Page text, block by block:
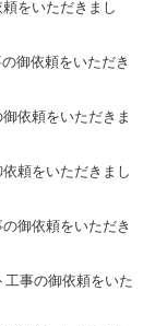
をいただきまし
の御依頼をいただき
御依頼をいただきま
依頼をいただきまし
の御依頼をいただき
工事の御依頼をいた